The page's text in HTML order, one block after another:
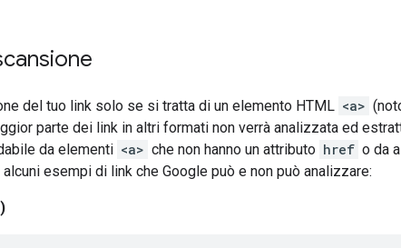
del tuo link solo se si tratta di un elemento HTML <a>
parte dei link in altri formati non verrà analizzata ed
da elementi <a> che non hanno un attributo href o da
esempi di link che Google può e non può analizzare: